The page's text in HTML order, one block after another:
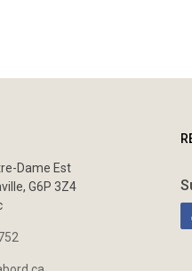
Dame Est
G6P 3Z4